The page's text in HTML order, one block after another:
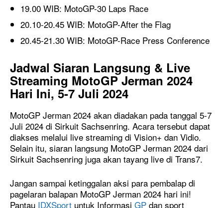
19.00 WIB: MotoGP-30 Laps Race
20.10-20.45 WIB: MotoGP-After the Flag
20.45-21.30 WIB: MotoGP-Race Press Conference
Jadwal Siaran Langsung & Live
Streaming MotoGP Jerman 2024
Hari Ini, 5-7 Juli 2024
MotoGP Jerman 2024 akan diadakan pada tanggal 5-7
Juli 2024 di Sirkuit Sachsenring. Acara tersebut dapat
diakses melalui live streaming di Vision+ dan Vidio.
Selain itu, siaran langsung MotoGP Jerman 2024 dari
Sirkuit Sachsenring juga akan tayang live di Trans7.
Jangan sampai ketinggalan aksi para pembalap di
pagelaran balapan MotoGP Jerman 2024 hari ini!
Pantau IDXSport untuk Informasi GP dan sport